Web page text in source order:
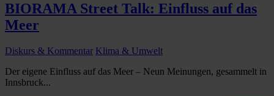
BIORAMA Street Talk: Einfluss auf das
Meer
Diskurs & Kommentar Klima & Umwelt
Der eigene Einfluss auf das Meer – Neun Meinungen, gesammelt in
Innsbruck...